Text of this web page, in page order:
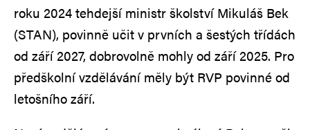
roku 2024 tehdejší ministr školství Mikuláš Bek
(STAN), povinně učit v prvních a šestých třídách
od září 2027, dobrovolně mohly od září 2025. Pro
předškolní vzdělávání měly být RVP povinné od
letošního září.